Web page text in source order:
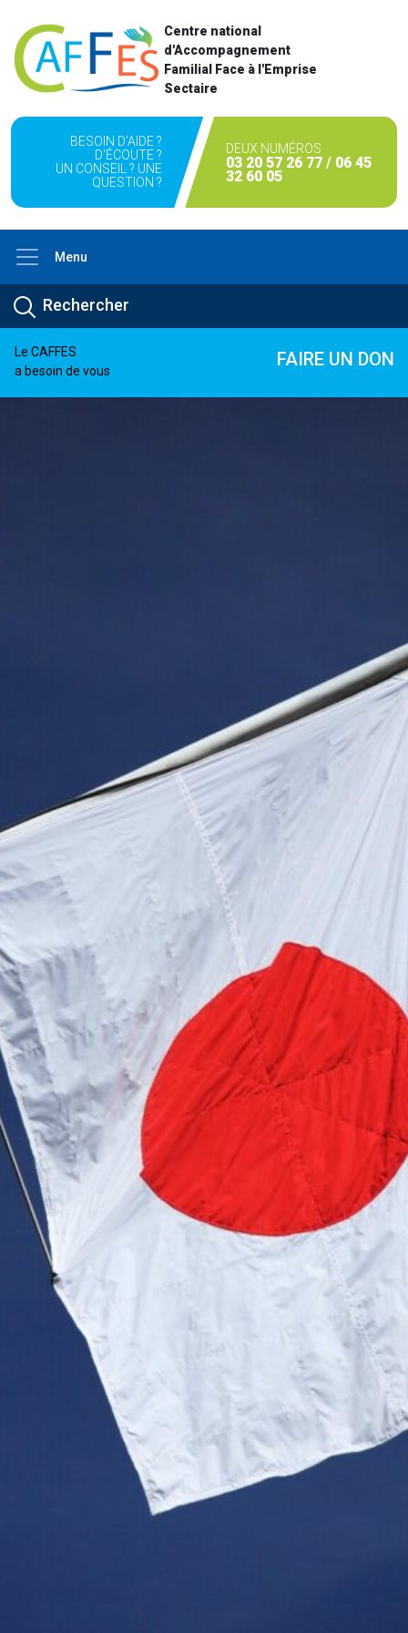
Centre national
d'Accompagnement
Familial Face à l'Emprise
Sectaire
BESOIN D'AIDE ?
D'ÉCOUTE ?
UN CONSEIL ? UNE
QUESTION ?
DEUX NUMÉROS
03 20 57 26 77 / 06 45
32 60 05
Menu
Le CAFFES
a besoin de vous
FAIRE UN DON